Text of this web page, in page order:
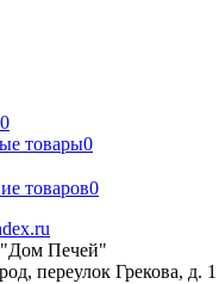
0
товары0
товаров0
"Дом Печей"
переулок Грекова, д. 1